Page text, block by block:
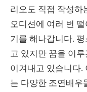
리오도 직접 작성하
오디션에 여러 번
기를 해나갑니다.
고 있지만 꿈을 이
이겨내고 있습니다.
는 다양한 조연배우